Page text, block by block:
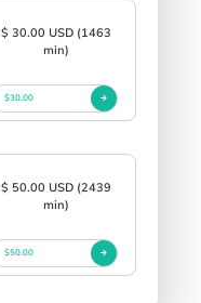
$ 30.00 USD (1463
min)
$30.00
$ 50.00 USD (2439
min)
$50.00